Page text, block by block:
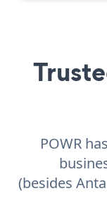
POWR
(besides